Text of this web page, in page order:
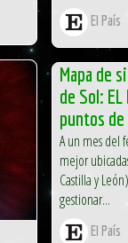
El País
Mapa de
de Sol:
puntos
A un mes del
mejor
Castilla y
gestionar...
El País